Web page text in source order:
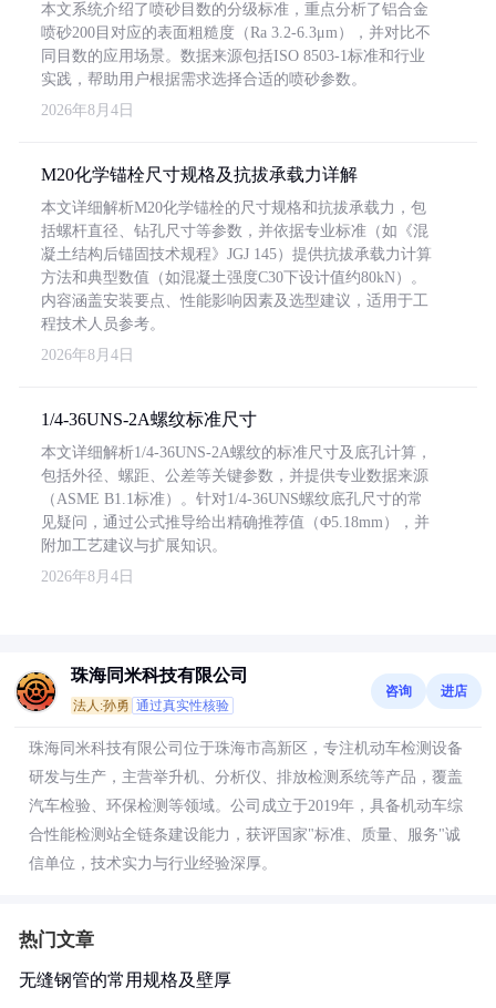
本文系统介绍了喷砂目数的分级标准，重点分析了铝合金
喷砂200目对应的表面粗糙度（Ra 3.2-6.3μm），并对比不
同目数的应用场景。数据来源包括ISO 8503-1标准和行业
实践，帮助用户根据需求选择合适的喷砂参数。
2026年8月4日
M20化学锚栓尺寸规格及抗拔承载力详解
本文详细解析M20化学锚栓的尺寸规格和抗拔承载力，包
括螺杆直径、钻孔尺寸等参数，并依据专业标准（如《混
凝土结构后锚固技术规程》JGJ 145）提供抗拔承载力计算
方法和典型数值（如混凝土强度C30下设计值约80kN）。
内容涵盖安装要点、性能影响因素及选型建议，适用于工
程技术人员参考。
2026年8月4日
1/4-36UNS-2A螺纹标准尺寸
本文详细解析1/4-36UNS-2A螺纹的标准尺寸及底孔计算，
包括外径、螺距、公差等关键参数，并提供专业数据来源
（ASME B1.1标准）。针对1/4-36UNS螺纹底孔尺寸的常
见疑问，通过公式推导给出精确推荐值（Φ5.18mm），并
附加工艺建议与扩展知识。
2026年8月4日
珠海同米科技有限公司
法人:孙勇 通过真实性核验
咨询 进店
珠海同米科技有限公司位于珠海市高新区，专注机动车检测设备
研发与生产，主营举升机、分析仪、排放检测系统等产品，覆盖
汽车检验、环保检测等领域。公司成立于2019年，具备机动车综
合性能检测站全链条建设能力，获评国家"标准、质量、服务"诚
信单位，技术实力与行业经验深厚。
热门文章
无缝钢管的常用规格及壁厚